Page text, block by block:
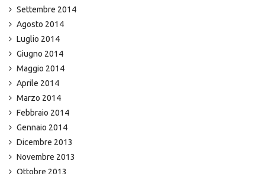
Settembre 2014
Agosto 2014
Luglio 2014
Giugno 2014
Maggio 2014
Aprile 2014
Marzo 2014
Febbraio 2014
Gennaio 2014
Dicembre 2013
Novembre 2013
Ottobre 2013